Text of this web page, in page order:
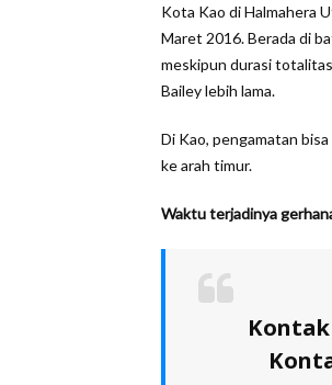
Kota Kao di Halmahera
Maret 2016. Berada di
meskipun durasi
Bailey lebih lama.
Di Kao, pengamatan
ke arah timur.
Waktu terjadinya
Kontak